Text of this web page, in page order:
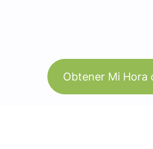
Obtener Mi Hora